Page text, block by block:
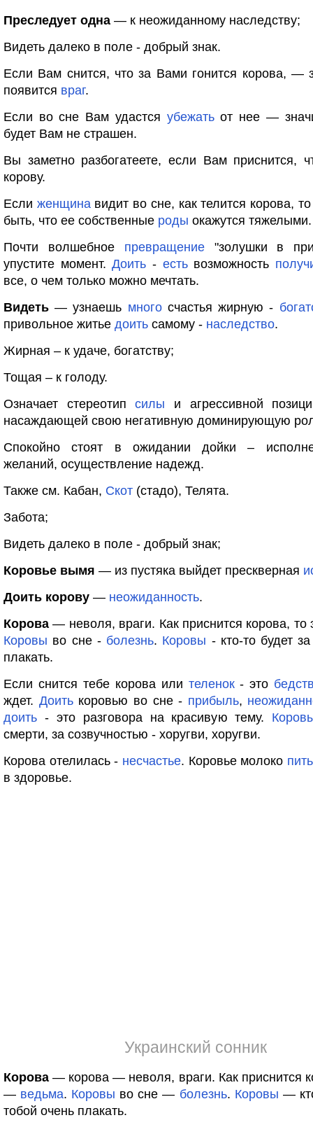
Преследует одна — к неожиданному наследству;
Видеть далеко в поле - добрый знак.
Если Вам снится, что за Вами гонится корова, —
появится враг.
Если во сне Вам удастся убежатьот нее —
будет Вам не страшен.
Вы заметно разбогатеете, если Вам приснится,
корову.
Если женщинавидит во сне, как телится корова,
быть, что ее собственные роды окажутся тяжелыми.
Почти волшебное превращение"золушки в
упустите момент.Доить - естьвозможность
все, о чем только можно мечтать.
Видеть — узнаешь многосчастья жирную -
привольное житье доить самому - наследство.
Жирная – к удаче, богатству;
Тощая – к голоду.
Означает стереотипсилы и агрессивной
насаждающей свою негативную доминирующую
Спокойно стоят в ожидании дойки –
желаний, осуществление надежд.
Также см. Кабан, Скот (стадо), Телята.
Забота;
Видеть далеко в поле - добрый знак;
Коровье вымя — из пустяка выйдет прескверная
Доить корову — неожиданность.
Корова — неволя, враги. Как приснится корова, то
Коровы во сне - болезнь. Коровы - кто-то будет
плакать.
Если снится тебе корова или теленок- это
ждет. Доитькоровью во сне - прибыль,
доить - это разговора на красивую тему.
смерти, за созвучностью - хоругви, хоругви.
Корова отелилась - несчастье. Коровье молоко пить
в здоровье.
Украинский сонник
Корова — корова — неволя, враги. Как приснится
— ведьма. Коровы во сне — болезнь. Коровы —
тобой очень плакать.